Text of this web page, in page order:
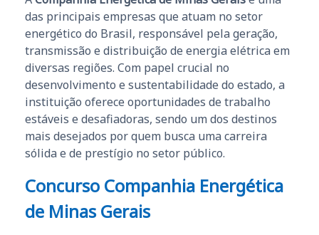
das principais empresas que atuam no setor
energético do Brasil, responsável pela geração,
transmissão e distribuição de energia elétrica em
diversas regiões. Com papel crucial no
desenvolvimento e sustentabilidade do estado, a
instituição oferece oportunidades de trabalho
estáveis e desafiadoras, sendo um dos destinos
mais desejados por quem busca uma carreira
sólida e de prestígio no setor público.
Concurso Companhia Energética
de Minas Gerais